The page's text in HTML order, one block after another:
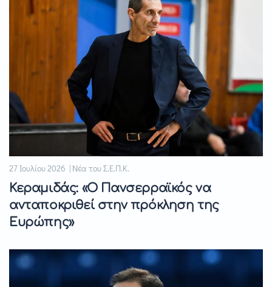
27 Ιουλίου 2026 | Νέα του Σ.Ε.Π.Κ.
Κεραμιδάς: «Ο Πανσερραϊκός να
ανταποκριθεί στην πρόκληση της
Ευρώπης»